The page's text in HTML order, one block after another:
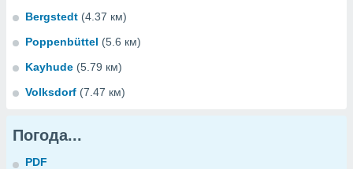
Bergstedt (4.37 км)
Poppenbüttel (5.6 км)
Kayhude (5.79 км)
Volksdorf (7.47 км)
Погода...
PDF